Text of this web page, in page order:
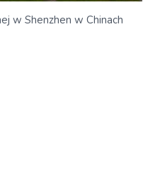
w Shenzhen w Chinach